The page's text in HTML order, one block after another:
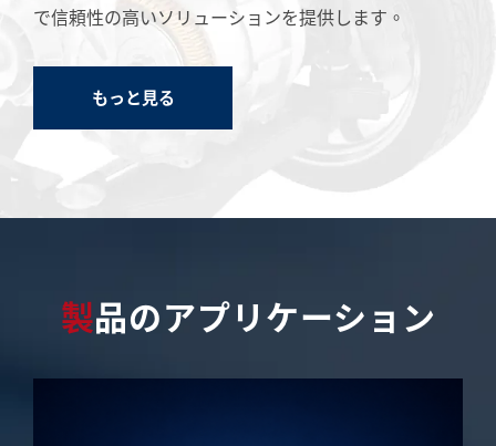
で信頼性の高いソリューションを提供します。
もっと見る
製品のアプリケーション